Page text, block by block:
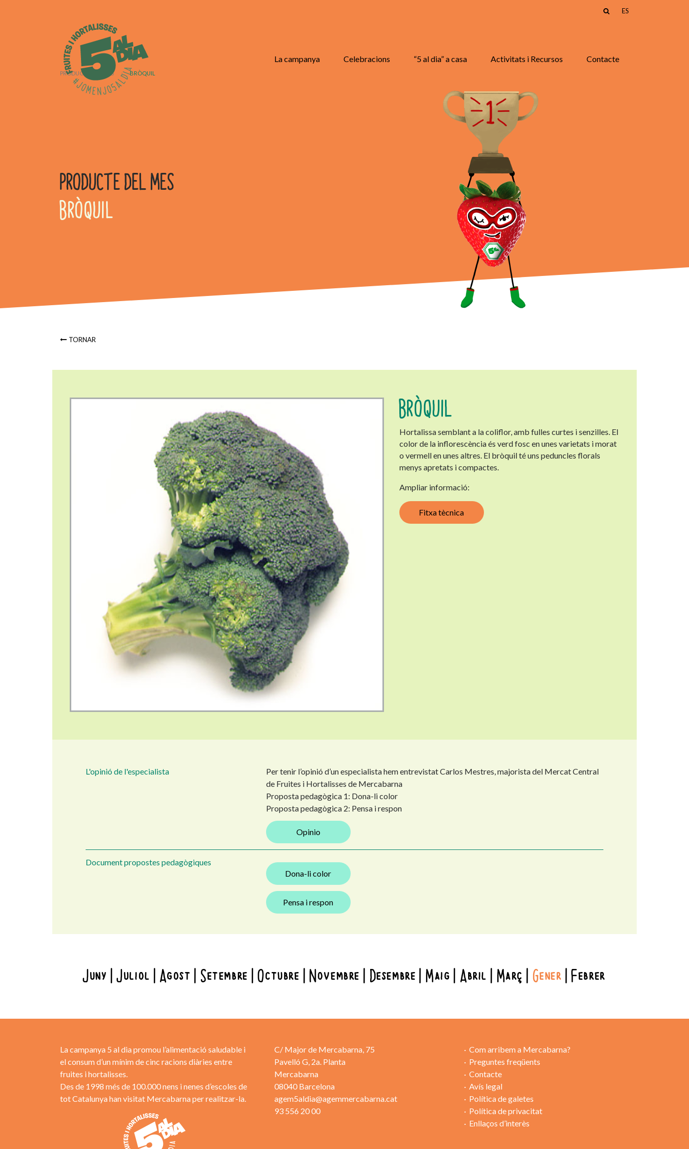
ES
La campanya Celebracions “5 al dia” a casa Activitats i Recursos Contacte
PRODUCTE DEL MES › BRÒQUIL
PRODUCTE DEL MES
BRÒQUIL
TORNAR
BRÒQUIL
Hortalissa semblant a la coliflor, amb fulles curtes i senzilles. El
color de la inflorescència és verd fosc en unes varietats i morat
o vermell en unes altres. El bròquil té uns peduncles florals
menys apretats i compactes.
Ampliar informació:
Fitxa tècnica
L'opinió de l'especialista
Per tenir l’opinió d’un especialista hem entrevistat Carlos Mestres, majorista del Mercat Central
de Fruites i Hortalisses de Mercabarna
Proposta pedagògica 1: Dona-li color
Proposta pedagògica 2: Pensa i respon
Opinio
Document propostes pedagògiques
Dona-li color
Pensa i respon
Juny Juliol Agost Setembre Octubre Novembre Desembre Maig Abril Març Gener Febrer
La campanya 5 al dia promou l’alimentació saludable i
el consum d’un mínim de cinc racions diàries entre
fruites i hortalisses.
Des de 1998 més de 100.000 nens i nenes d’escoles de
tot Catalunya han visitat Mercabarna per realitzar-la.
C/ Major de Mercabarna, 75
Pavelló G, 2a. Planta
Mercabarna
08040 Barcelona
agem5aldia@agemmercabarna.cat
93 556 20 00
Com arribem a Mercabarna?
Preguntes freqüents
Contacte
Avís legal
Política de galetes
Política de privacitat
Enllaços d’interès